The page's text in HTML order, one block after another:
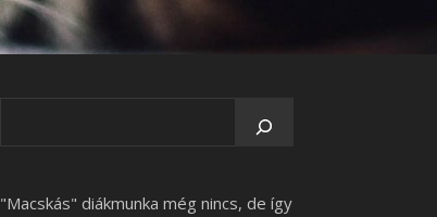
"Macskás" diákmunka még nincs, de így